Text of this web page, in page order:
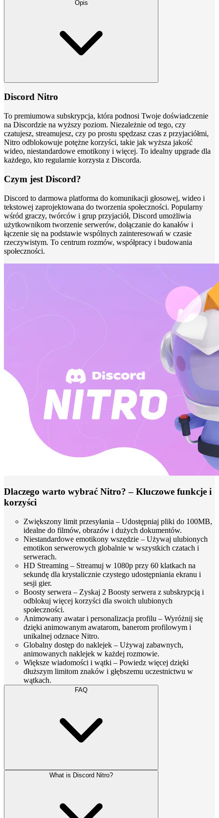
Opis
Discord Nitro
To premiumowa subskrypcja, która podnosi Twoje doświadczenie
na Discordzie na wyższy poziom. Niezależnie od tego, czy
czatujesz, streamujesz, czy po prostu spędzasz czas z przyjaciółmi,
Nitro odblokowuje potężne korzyści, takie jak wyższa jakość
wideo, niestandardowe emotikony i więcej. To idealny upgrade dla
każdego, kto regularnie korzysta z Discorda.
Czym jest Discord?
Discord to darmowa platforma do komunikacji głosowej, wideo i
tekstowej zaprojektowana do tworzenia społeczności. Popularny
wśród graczy, twórców i grup przyjaciół, Discord umożliwia
użytkownikom tworzenie serwerów, dołączanie do kanałów i
łączenie się na podstawie wspólnych zainteresowań w czasie
rzeczywistym. To centrum rozmów, współpracy i budowania
społeczności.
Dlaczego warto wybrać Nitro? – Kluczowe funkcje i
korzyści
Zwiększony limit przesyłania – Udostępniaj pliki do 100MB,
idealne do filmów, obrazów i dużych dokumentów.
Niestandardowe emotikony wszędzie – Używaj ulubionych
emotikon serwerowych globalnie w wszystkich czatach i
serwerach.
HD Streaming – Streamuj w 1080p przy 60 klatkach na
sekundę dla krystalicznie czystego udostępniania ekranu i
sesji gier.
Boosty serwera – Zyskaj 2 Boosty serwera z subskrypcją i
odblokuj więcej korzyści dla swoich ulubionych
społeczności.
Animowany awatar i personalizacja profilu – Wyróżnij się
dzięki animowanym awatarom, banerom profilowym i
unikalnej odznace Nitro.
Globalny dostęp do naklejek – Używaj zabawnych,
animowanych naklejek w każdej rozmowie.
Większe wiadomości i wątki – Powiedz więcej dzięki
dłuższym limitom znaków i głębszemu uczestnictwu w
wątkach.
FAQ
What is Discord Nitro?